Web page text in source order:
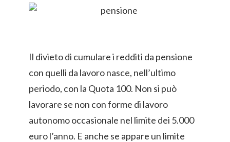
Il divieto di cumulare i redditi da pensione
con quelli da lavoro nasce, nell’ultimo
periodo, con la Quota 100. Non si può
lavorare se non con forme di lavoro
autonomo occasionale nel limite dei 5.000
euro l’anno. E anche se appare un limite